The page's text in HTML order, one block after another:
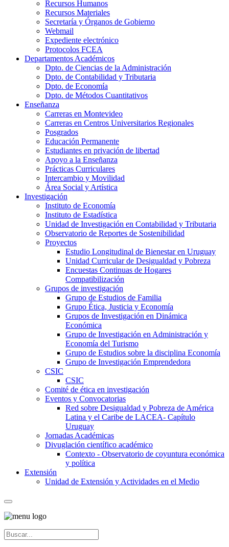
Recursos Humanos
Recursos Materiales
Secretaría y Órganos de Gobierno
Webmail
Expediente electrónico
Protocolos FCEA
Departamentos Académicos
Dpto. de Ciencias de la Administración
Dpto. de Contabilidad y Tributaria
Dpto. de Economía
Dpto. de Métodos Cuantitativos
Enseñanza
Carreras en Montevideo
Carreras en Centros Universitarios Regionales
Posgrados
Educación Permanente
Estudiantes en privación de libertad
Apoyo a la Enseñanza
Prácticas Curriculares
Intercambio y Movilidad
Área Social y Artística
Investigación
Instituto de Economía
Instituto de Estadística
Unidad de Investigación en Contabilidad y Tributaria
Observatorio de Reportes de Sostenibilidad
Proyectos
Estudio Longitudinal de Bienestar en Uruguay
Unidad Curricular de Desigualdad y Pobreza
Encuestas Continuas de Hogares
Compatibilización
Grupos de investigación
Grupo de Estudios de Familia
Grupo Ética, Justicia y Economía
Grupos de Investigación en Dinámica
Económica
Grupo de Investigación en Administración y
Economía del Turismo
Grupo de Estudios sobre la disciplina Economía
Grupo de Investigación Emprendedora
CSIC
CSIC
Comité de ética en investigación
Eventos y Convocatorias
Red sobre Desigualdad y Pobreza de América
Latina y el Caribe de LACEA- Capítulo
Uruguay
Jornadas Académicas
Divuglación científico académico
Contexto - Observatorio de coyuntura económica
y política
Extensión
Unidad de Extensión y Actividades en el Medio